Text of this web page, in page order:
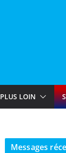
PLUS LOIN
Messages